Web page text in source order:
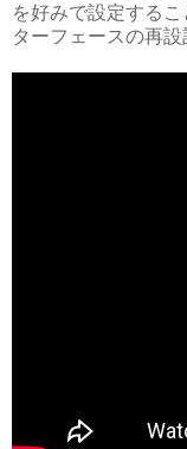
を好みで設定する
ターフェースの再